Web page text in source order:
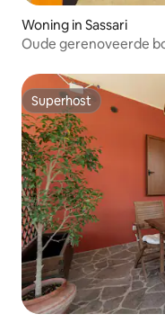
Woning in Sassari
Oude gerenoveerde
Superhost
Superhost